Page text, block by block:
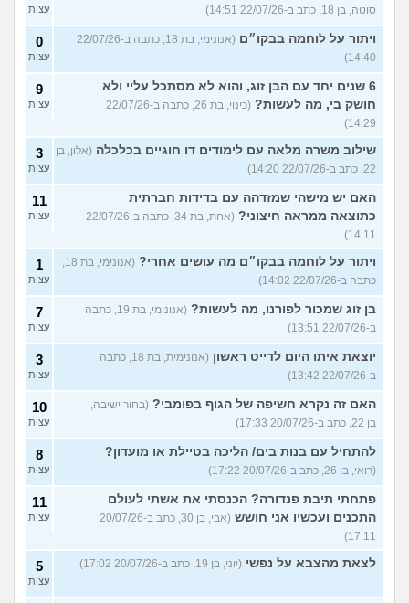
סוטה, בן 18, כתב ב-22/07/26 14:51)
עצות
ויתור על לוחמה בבקו״ם
(אנונימי, בת 18, כתבה ב-22/07/26
14:40)
0
עצות
6 שנים יחד עם הבן זוג, והוא לא מסתכל עליי ולא
חושק בי, מה לעשות?
(כינוי, בת 26, כתבה ב-22/07/26
14:29)
9
עצות
שילוב משרה מלאה עם לימודים דו חוגיים בכלכלה (אלון, בן
22, כתב ב-22/07/26 14:20)
3
עצות
האם יש מישהי שמזדהה עם בדידות חברתית
כתוצאה ממראה חיצוני?
(אחת, בת 34, כתבה ב-22/07/26
14:11)
11
עצות
ויתור על לוחמה בבקו״ם מה עושים אחרי?
(אנונימי, בת 18,
כתבה ב-22/07/26 14:02)
1
עצות
בן זוג שמכור לפורנו, מה לעשות?
(אנונימי, בת 19, כתבה
ב-22/07/26 13:51)
7
עצות
יוצאת איתו היום לדייט ראשון
(אנונימית, בת 18, כתבה
ב-22/07/26 13:42)
3
עצות
האם זה נקרא חשיפה של הגוף בפומבי? (בחור ישיבה,
בן 22, כתב ב-20/07/26 17:33)
10
עצות
להתחיל עם בנות בים/ הליכה בטיילת או מועדון?
(רואי, בן 26, כתב ב-20/07/26 17:22)
8
עצות
פתחתי תיבת פנדורה? הכנסתי את אשתי לעולם
התכנים ועכשיו אני חושש
(אבי, בן 30, כתב ב-20/07/26
17:11)
11
עצות
לצאת מהצבא על נפשי (יוני, בן 19, כתב ב-20/07/26 17:02) 5
עצות